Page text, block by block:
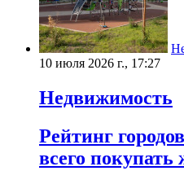
10 июля 2026 г., 17:27
Недвижимость
Рейтинг
всего покупать